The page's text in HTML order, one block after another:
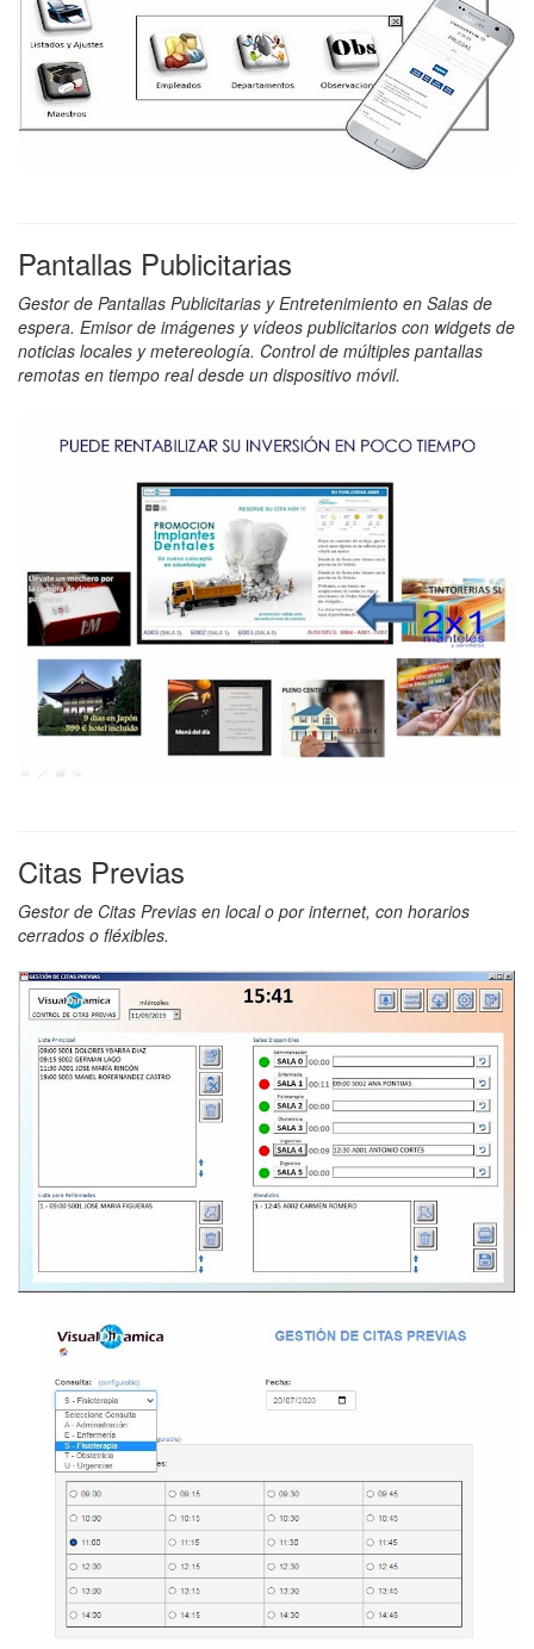
Pantallas Publicitarias
Gestor de Pantallas Publicitarias y Entretenimiento en Salas de
espera. Emisor de imágenes y vídeos publicitarios con widgets de
noticias locales y metereología. Control de múltiples pantallas
remotas en tiempo real desde un dispositivo móvil.
Citas Previas
Gestor de Citas Previas en local o por internet, con horarios
cerrados o fléxibles.